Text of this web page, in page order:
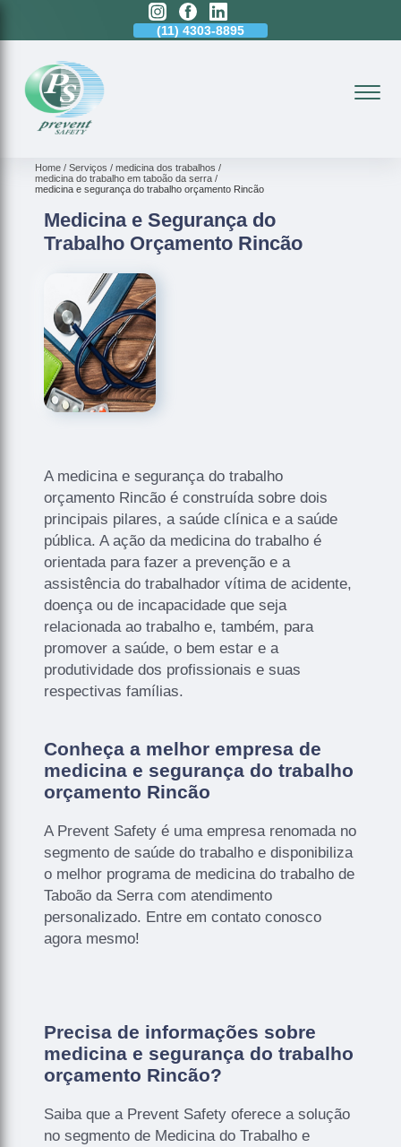
(11) 4303-8895
Home Serviços
medicina dos trabalhos
medicina do trabalho em taboão da serra
medicina e segurança do trabalho orçamento Rincão
Medicina e Segurança do
Trabalho Orçamento Rincão
A medicina e segurança do trabalho
orçamento Rincão é construída sobre dois
principais pilares, a saúde clínica e a saúde
pública. A ação da medicina do trabalho é
orientada para fazer a prevenção e a
assistência do trabalhador vítima de acidente,
doença ou de incapacidade que seja
relacionada ao trabalho e, também, para
promover a saúde, o bem estar e a
produtividade dos profissionais e suas
respectivas famílias.
Conheça a melhor empresa de
medicina e segurança do trabalho
orçamento Rincão
A Prevent Safety é uma empresa renomada no
segmento de saúde do trabalho e disponibiliza
o melhor programa de medicina do trabalho de
Taboão da Serra com atendimento
personalizado. Entre em contato conosco
agora mesmo!
Precisa de informações sobre
medicina e segurança do trabalho
orçamento Rincão?
Saiba que a Prevent Safety oferece a solução
no segmento de Medicina do Trabalho e